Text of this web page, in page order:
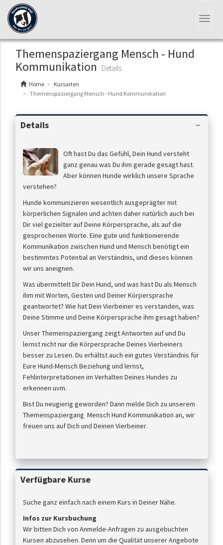
Themenspaziergang Mensch - Hund
Kommunikation
Details
Home
Kursarten
Themenspaziergang Mensch - Hund Kommunikation
Details
Oft hast Du das Gefühl, Dein Hund versteht
ganz genau was Du ihm gerade gesagt hast.
Aber können Hunde wirklich unsere Sprache
verstehen?
Hunde kommunizieren wesentlich ausgeprägter mit
körperlichen Signalen und achten daher natürlich auch bei
Dir viel gezielter auf Deine Körpersprache, als auf die
gesprochenen Worte. Eine gute und funktionierende
Kommunikation zwischen Hund und Mensch benötigt ein
bestimmtes Potential an Verständnis, und dieses können
wir uns aneignen.
Was übermittelt Dir Dein Hund, und was hast Du als Mensch
ihm mit Worten, Gesten und Deiner Körpersprache
geantwortet? Wie hat Dein Vierbeiner es verstanden, was
Deine Stimme und Deine Körpersprache ihm gesagt haben?
Unser Themenspaziergang zeigt Antworten auf und Du
lernst nicht nur die Körpersprache Deines Vierbeiners
besser zu Lesen. Du erhältst auch ein gutes Verständnis für
Eure Hund-Mensch Beziehung und lernst,
Fehlinterpretationen im Verhalten Deines Hundes zu
erkennen uvm.
Bist Du neugierig geworden? Dann melde Dich zu unserem
Themenspaziergang Mensch Hund Kommunikation an, wir
freuen uns auf Dich und Deinen Vierbeiner.
Verfügbare Kurse
Suche ganz einfach nach einem Kurs in Deiner Nähe.
Infos zur Kursbuchung
Wir bitten Dich von Anmelde-Anfragen zu ausgebuchten
Kursen abzusehen. Denn um die Qualität unserer Angebote